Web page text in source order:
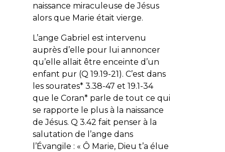
naissance miraculeuse de Jésus
alors que Marie était vierge.
L’ange Gabriel est intervenu
auprès d’elle pour lui annoncer
qu’elle allait être enceinte d’un
enfant pur (Q 19.19-21). C’est dans
les sourates* 3.38-47 et 19.1-34
que le Coran* parle de tout ce qui
se rapporte le plus à la naissance
de Jésus. Q 3.42 fait penser à la
salutation de l’ange dans
l’Évangile : « Ô Marie, Dieu t’a élue